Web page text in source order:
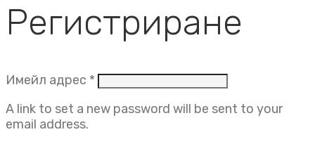
Регистриране
Имейл адрес * Задължително
A link to set a new password will be sent to your
email address.